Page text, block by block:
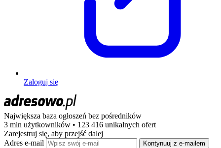
Zaloguj się
Największa baza ogłoszeń bez pośredników
3 mln użytkowników • 123 416 unikalnych ofert
Zarejestruj się, aby przejść dalej
Adres e-mail
Kontynuuj z e-mailem